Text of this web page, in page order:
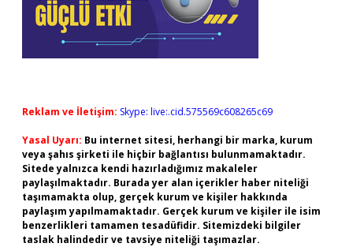
Reklam ve İletişim: Skype: live:.cid.575569c608265c69
Yasal Uyarı: Bu internet sitesi, herhangi bir marka, kurum
veya şahıs şirketi ile hiçbir bağlantısı bulunmamaktadır.
Sitede yalnızca kendi hazırladığımız makaleler
paylaşılmaktadır. Burada yer alan içerikler haber niteliği
taşımamakta olup, gerçek kurum ve kişiler hakkında
paylaşım yapılmamaktadır. Gerçek kurum ve kişiler ile isim
benzerlikleri tamamen tesadüfidir. Sitemizdeki bilgiler
taslak halindedir ve tavsiye niteliği taşımazlar.